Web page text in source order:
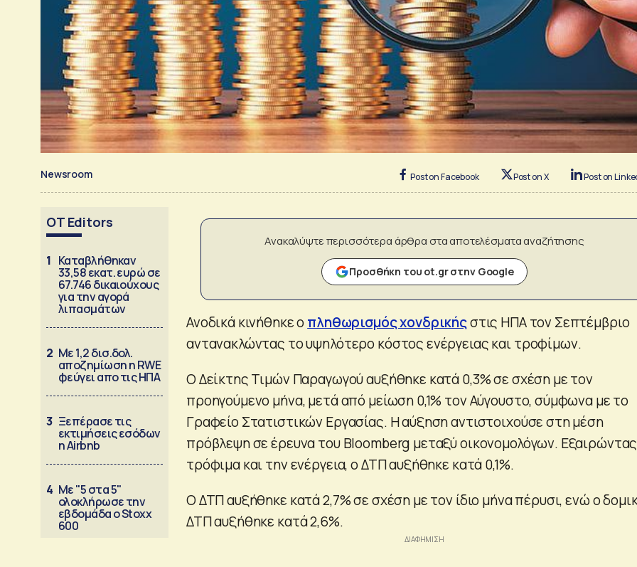
Newsroom Post on Facebook Post on X Post on
OT Editors
1 Καταβλήθηκαν
33,58 εκατ. ευρώ σε
67.746 δικαιούχους
για την αγορά
λιπασμάτων
2 Με 1,2 δισ.δολ.
αποζημίωση η RWE
φεύγει απο τις ΗΠΑ
3 Ξεπέρασε τις
εκτιμήσεις εσόδων
η Airbnb
4 Με "5 στα 5"
ολοκλήρωσε την
εβδομάδα ο Stoxx
600
Ανακαλύψτε περισσότερα άρθρα στα αποτελέσματα αναζήτησης
Προσθήκη του ot.gr στην Google
Ανοδικά κινήθηκε οπληθωρισμός χονδρικήςστις ΗΠΑ τον Σεπτέμβριο
αντανακλώντας το υψηλότερο κόστος ενέργειας και τροφίμων.
Ο Δείκτης Τιμών Παραγωγού αυξήθηκε κατά 0,3% σε σχέση με τον
προηγούμενο μήνα, μετά από μείωση 0,1% τον Αύγουστο, σύμφωνα με το
Γραφείο Στατιστικών Εργασίας. Η αύξηση αντιστοιχούσε στη μέση
πρόβλεψη σε έρευνα του Bloomberg μεταξύ οικονομολόγων.
τρόφιμα και την ενέργεια, ο ΔΤΠ αυξήθηκε κατά 0,1%.
Ο ΔΤΠ αυξήθηκε κατά 2,7% σε σχέση με τον ίδιο μήνα πέρυσι, ενώ ο
ΔΤΠ αυξήθηκε κατά 2,6%.